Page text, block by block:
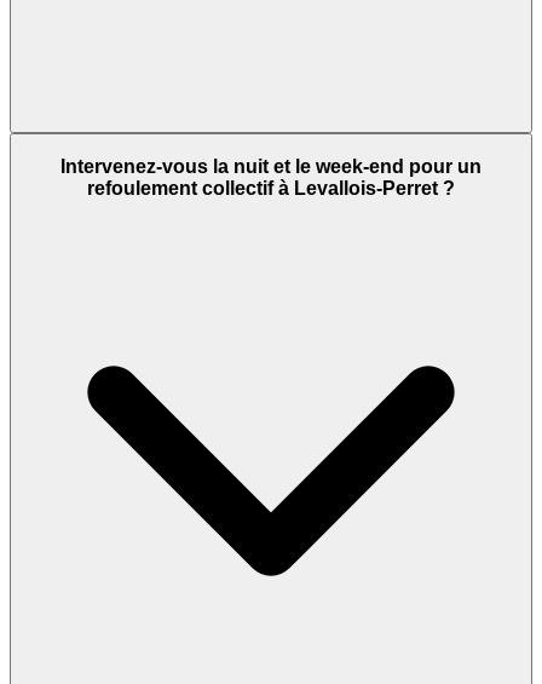
Intervenez-vous la nuit et le week-end pour un
refoulement collectif à Levallois-Perret ?